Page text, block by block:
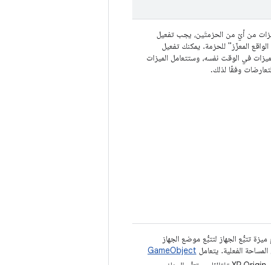
من أيّ من الحزمتَين، يجب تفعيل
المعزّز" للحزمة. يمكنك تفعيل
في الوقت نفسه، وستتعامل الميزات
وفقًا لذلك.
تتبُّع الجهاز لتتبُّع موضع الجهاز
الفعلية. يتعامل GameObject